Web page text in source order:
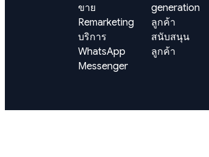
ขาย
Remarketing
บริการ
WhatsApp
Messenger
generation
ลูกค้า
สนับสนุน
ลูกค้า